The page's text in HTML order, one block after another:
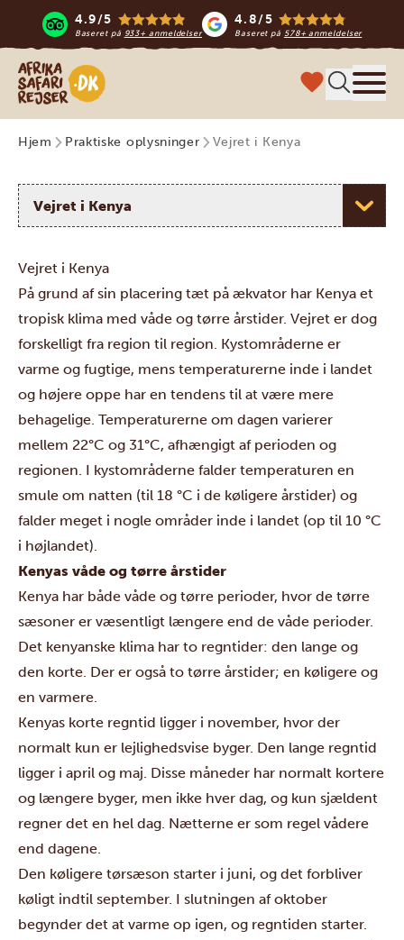
4.9/5
Baseret på 933+ anmeldelser
4.8/5
Baseret på 578+ anmeldelser
Safari-rejser i Afrika
Hjem Praktiske oplysninger Vejret i Kenya
Vælg et emne
Vejret i Kenya
På grund af sin placering tæt på ækvator har Kenya et
tropisk klima med våde og tørre årstider. Vejret er dog
forskelligt fra region til region. Kystområderne er
varme og fugtige, mens temperaturerne inde i landet
og højere oppe har en tendens til at være mere
behagelige. Temperaturerne om dagen varierer
mellem 22°C og 31°C, afhængigt af perioden og
regionen. I kystområderne falder temperaturen en
smule om natten (til 18 °C i de køligere årstider) og
falder meget i nogle områder inde i landet (op til 10 °C
i højlandet).
Kenyas våde og tørre årstider
Kenya har både våde og tørre perioder, hvor de tørre
sæsoner er væsentligt længere end de våde perioder.
Det kenyanske klima har to regntider: den lange og
den korte. Der er også to tørre årstider; en køligere og
en varmere.
Kenyas korte regntid ligger i november, hvor der
normalt kun er lejlighedsvise byger. Den lange regntid
ligger i april og maj. Disse måneder har normalt kortere
og længere byger, men ikke hver dag, og kun sjældent
regner det en hel dag. Nætterne er som regel vådere
end dagene.
Den køligere tørsæson starter i juni, og det forbliver
køligt indtil september. I slutningen af oktober
begynder det at varme op igen, og regntiden starter.